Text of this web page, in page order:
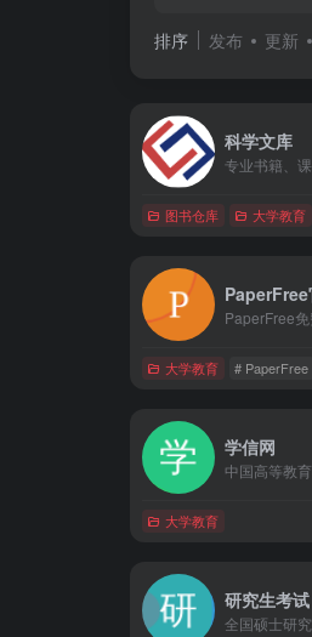
排序 发布 更新
科学文库
图书仓库 大学教育
PaperFree
大学教育 # PaperFree
学信网
中国高等教
大学教育
研究生考试
全国硕士研